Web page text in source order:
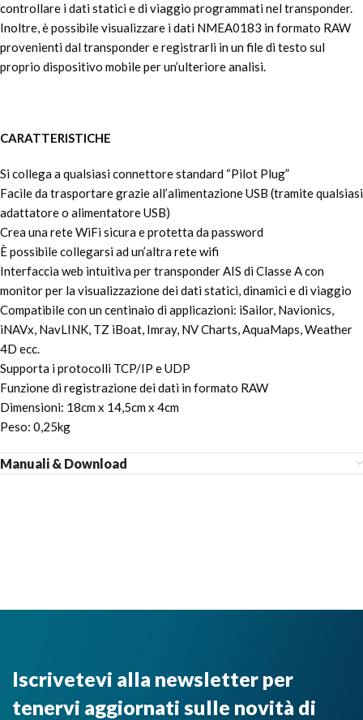
controllare i dati statici e di viaggio programmati nel transponder.
Inoltre, è possibile visualizzare i dati NMEA0183 in formato RAW
provenienti dal transponder e registrarli in un file di testo sul
proprio dispositivo mobile per un’ulteriore analisi.
CARATTERISTICHE
Si collega a qualsiasi connettore standard “Pilot Plug”
Facile da trasportare grazie all’alimentazione USB (tramite qualsiasi
adattatore o alimentatore USB)
Crea una rete WiFi sicura e protetta da password
È possibile collegarsi ad un’altra rete wifi
Interfaccia web intuitiva per transponder AIS di Classe A con
monitor per la visualizzazione dei dati statici, dinamici e di viaggio
Compatibile con un centinaio di applicazioni: iSailor, Navionics,
iNAVx, NavLINK, TZ iBoat, Imray, NV Charts, AquaMaps, Weather
4D ecc.
Supporta i protocolli TCP/IP e UDP
Funzione di registrazione dei dati in formato RAW
Dimensioni: 18cm x 14,5cm x 4cm
Peso: 0,25kg
Manuali & Download
Iscrivetevi alla newsletter per
tenervi aggiornati sulle novità di